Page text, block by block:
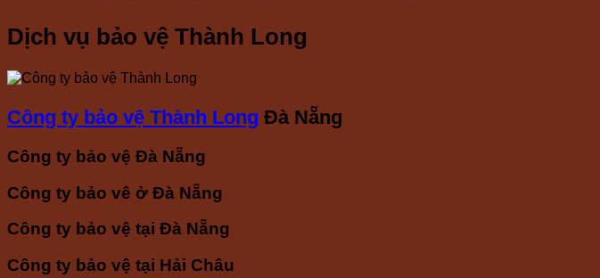
Dịch vụ bảo vệ Thành Long
Công ty bảo vệ Thành Long Đà Nẵng
Công ty bảo vệ Đà Nẵng
Công ty bảo vê ở Đà Nẵng
Công ty bảo vệ tại Đà Nẵng
Công ty bảo vệ tại Hải Châu